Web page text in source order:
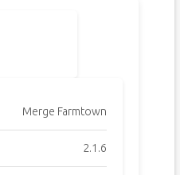
Merge Farmtown
2.1.6